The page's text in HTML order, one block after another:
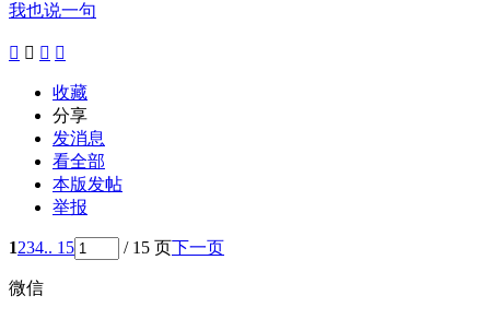
我也说一句
   
收藏
分享
发消息
看全部
本版发帖
举报
1234.. 15 / 15 页下一页
微信